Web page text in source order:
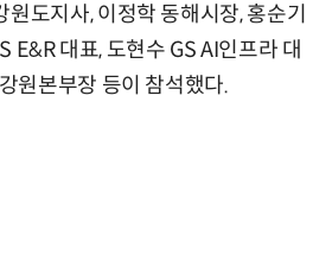
도지사, 이정학 동해시장, 홍순기
E&R 대표, 도현수 GS AI인프라 대
원본부장 등이 참석했다.